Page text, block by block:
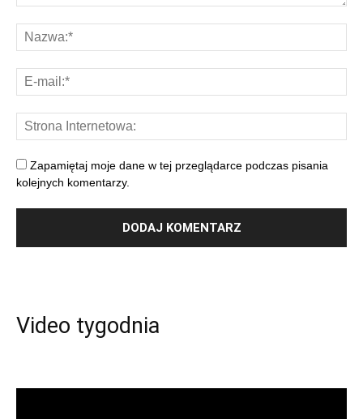
Zapamiętaj moje dane w tej przeglądarce podczas pisania
kolejnych komentarzy.
Video tygodnia